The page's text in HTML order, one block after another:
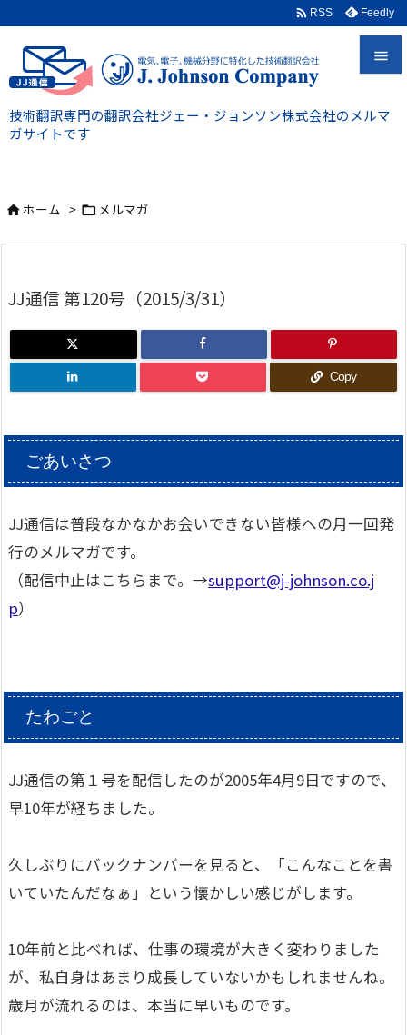
技術翻訳専門の翻訳会社ジェー・ジョンソン株式会社のメルマ
ガサイトです

メニュ

 RSS Feedly
 ホーム >  メルマガ
JJ通信 第120号（2015/3/31）
Copy
ごあいさつ
JJ通信は普段なかなかお会いできない皆様への月一回発
行のメルマガです。
（配信中止はこちらまで。→support@j-johnson.co.j
p）
たわごと
JJ通信の第１号を配信したのが2005年4月9日ですので、
早10年が経ちました。
久しぶりにバックナンバーを見ると、「こんなことを書
いていたんだなぁ」という懐かしい感じがします。
10年前と比べれば、仕事の環境が大きく変わりました
が、私自身はあまり成長していないかもしれませんね。
歳月が流れるのは、本当に早いものです。